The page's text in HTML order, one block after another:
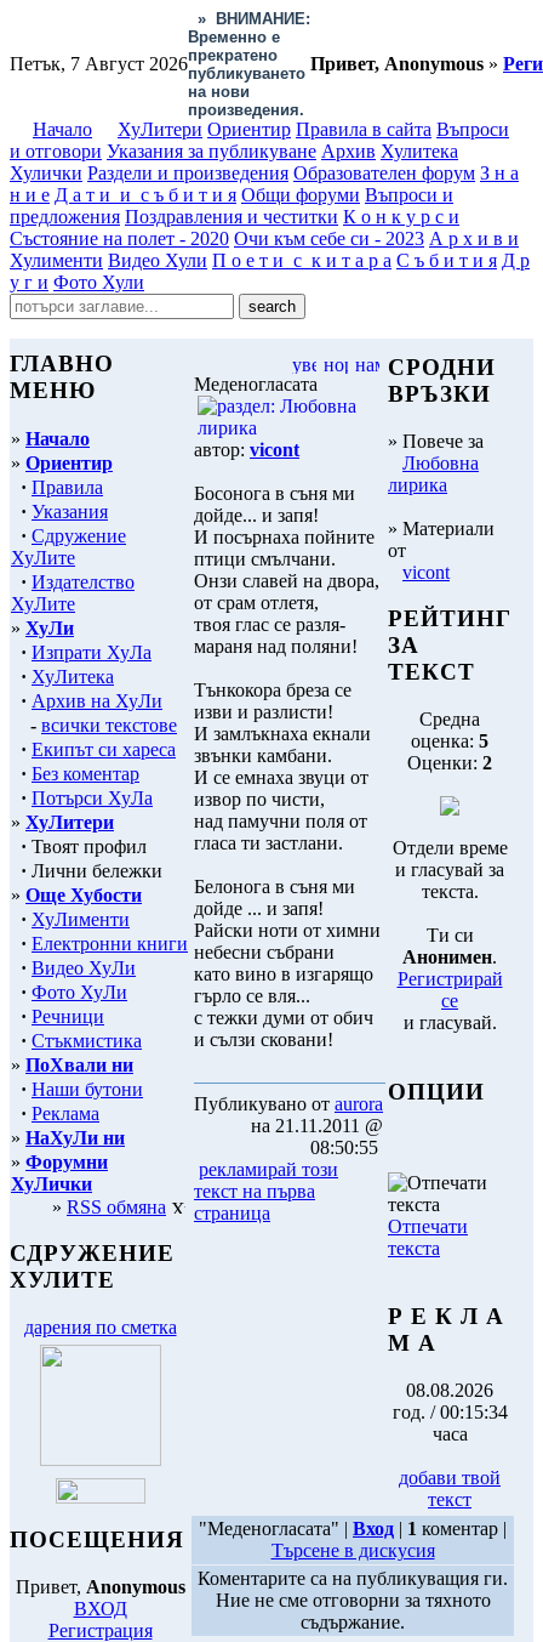
Петък, 7 Август 2026
»
ВНИМАНИЕ:
Временно е
прекратено
публикуването
на нови
произведения.
Привет, Anonymous »
Начало ХуЛитери Ориентир Правила в сайта Въпроси
и отговори Указания за публикуване Архив Хулитека
Хулички Раздели и произведения Образователен форум З н а
н и е Д а т и и с ъ б и т и я Общи форуми Въпроси и
предложения Поздравления и честитки К о н к у р с и
Състояние на полет - 2020 Очи към себе си - 2023 А р х и в и
Хулименти Видео Хули П о е т и с к и т а р а С ъ б и т и я Д р
у г и Фото Хули
ГЛАВНО
МЕНЮ
» Начало
» Ориентир
· Правила
· Указания
· Сдружение
ХуЛите
· Издателство
ХуЛите
» ХуЛи
· Изпрати ХуЛа
· ХуЛитека
· Архив на ХуЛи
- всички текстове
· Екипът си хареса
· Без коментар
· Потърси ХуЛа
» ХуЛитери
· Твоят профил
· Лични бележки
» Още Хубости
· ХуЛименти
· Електронни книги
· Видео ХуЛи
· Фото ХуЛи
· Речници
· Стъкмистика
» ПоХвали ни
· Наши бутони
· Реклама
» НаХуЛи ни
» Форумни
ХуЛички
» RSS обмяна
СДРУЖЕНИЕ
ХУЛИТЕ
дарения по сметка
ПОСЕЩЕНИЯ
Привет, Anonymous
ВХОД
Регистрация
Меденогласата
автор: vicont
Босонога в съня ми
дойде... и запя!
И посърнаха пойните
птици смълчани.
Онзи славей на двора,
от срам отлетя,
твоя глас се разля-
мараня над поляни!
Тънкокора бреза се
изви и разлисти!
И замлъкнаха екнали
звънки камбани.
И се емнаха звуци от
извор по чисти,
над памучни поля от
гласа ти застлани.
Белонога в съня ми
дойде ... и запя!
Райски ноти от химни
небесни събрани
като вино в изгарящо
гърло се вля...
с тежки думи от обич
и сълзи сковани!
Публикувано от aurora
на 21.11.2011 @
08:50:55
рекламирай този
текст на първа
страница
СРОДНИ
ВРЪЗКИ
» Повече за
Любовна
лирика
» Материали
от
vicont
РЕЙТИНГ
ЗА
ТЕКСТ
Средна
оценка: 5
Оценки: 2
Отдели време
и гласувай за
текста.
Ти си
Анонимен.
Регистрирай
се
и гласувай.
ОПЦИИ
Отпечати
текста
Р Е К Л А
М А
08.08.2026
год. / 00:15:34
часа
добави твой
текст
"Меденогласата" | Вход | 1 коментар |
Търсене в дискусия
Коментарите са на публикуващия ги.
Ние не сме отговорни за тяхното
съдържание.